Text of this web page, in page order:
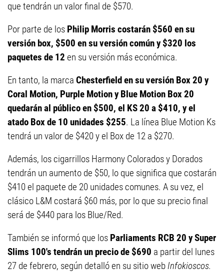
que tendrán un valor final de $570.
Por parte de los Philip Morris costarán $560 en su
versión box, $500 en su versión común y $320 los
paquetes de 12 en su versión más económica.
En tanto, la marca Chesterfield en su versión Box 20 y
Coral Motion, Purple Motion y Blue Motion Box 20
quedarán al público en $500, el KS 20 a $410, y el
atado Box de 10 unidades $255. La línea Blue Motion Ks
tendrá un valor de $420 y el Box de 12 a $270.
Además, los cigarrillos Harmony Colorados y Dorados
tendrán un aumento de $50, lo que significa que costarán
$410 el paquete de 20 unidades comunes. A su vez, el
clásico L&M costará $60 más, por lo que su precio final
será de $440 para los Blue/Red.
También se informó que los Parliaments RCB 20 y Super
Slims 100's tendrán un precio de $690 a partir del lunes
27 de febrero, según detalló en su sitio webInfokioscos.